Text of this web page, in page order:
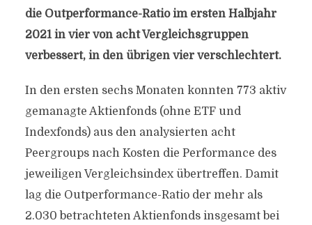
die Outperformance-Ratio im ersten Halbjahr
2021 in vier von acht Vergleichsgruppen
verbessert, in den übrigen vier verschlechtert.
In den ersten sechs Monaten konnten 773 aktiv
gemanagte Aktienfonds (ohne ETF und
Indexfonds) aus den analysierten acht
Peergroups nach Kosten die Performance des
jeweiligen Vergleichsindex übertreffen. Damit
lag die Outperformance-Ratio der mehr als
2.030 betrachteten Aktienfonds insgesamt bei